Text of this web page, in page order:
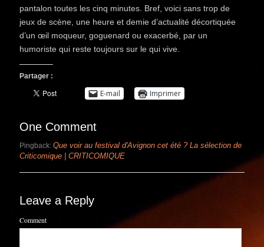
pantalon toutes les cinq minutes. Bref, voici sans trop de
jeux de scène, une heure et demie d’actualité décortiquée
d’un œil moqueur, goguenard ou exacerbé, par un
humoriste qui reste toujours sur le qui vive.
Partager :
E-mail Imprimer
One Comment
Pingback:Que voir au festival d'Avignon cet été ? La sélection de
Criticomique | CRITICOMIQUE
Leave a Reply
Comment